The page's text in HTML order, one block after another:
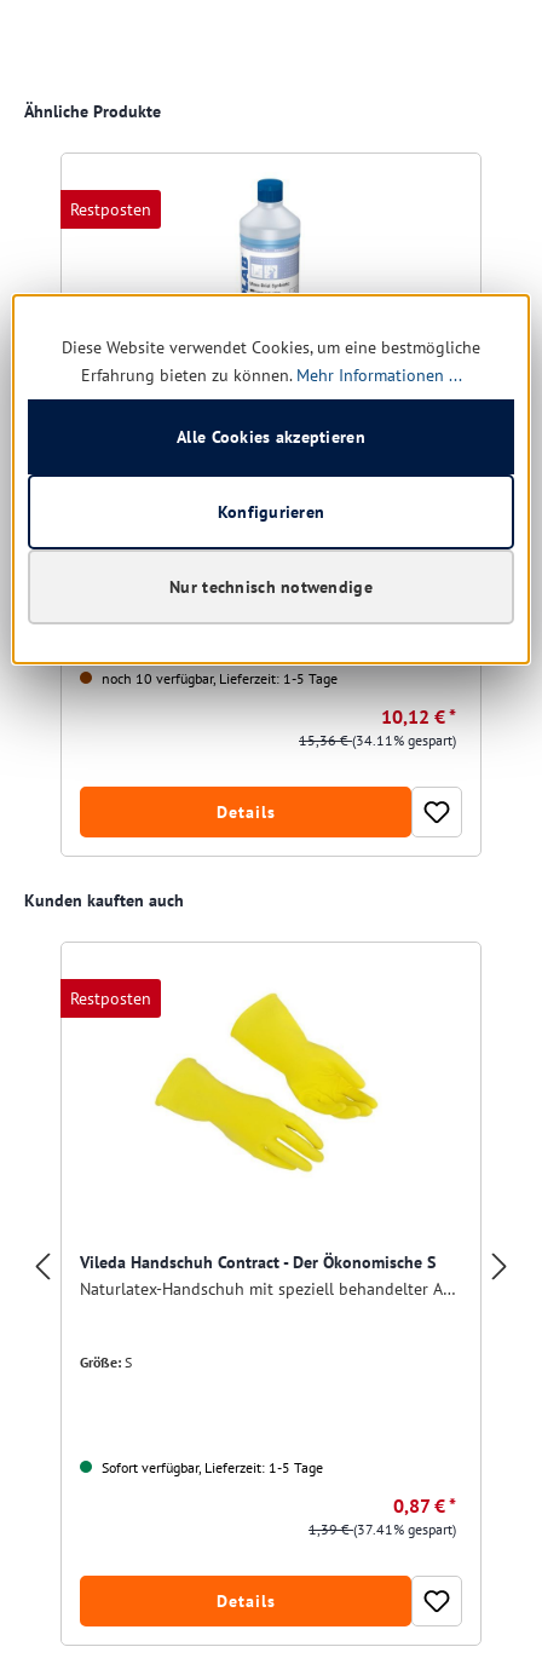
Produktgalerie überspringen
Ähnliche Produkte
Restposten
Ecoalb Maxx Brial Synbiotic
noch 10 verfügbar, Lieferzeit: 1-5 Tage
10,12 € *
15,36 €(34.11% gespart)
Details
Produktgalerie überspringen
Kunden kauften auch
Restposten
Vileda Handschuh Contract - Der Ökonomische S
Naturlatex-Handschuh mit speziell behandelter Außenseite.
Größe: S
Sofort verfügbar, Lieferzeit: 1-5 Tage
0,87 € *
1,39 €(37.41% gespart)
Details
Diese Website verwendet Cookies, um eine bestmögliche
Erfahrung bieten zu können. Mehr Informationen ...
Nur technisch notwendige
Konfigurieren
Alle Cookies akzeptieren